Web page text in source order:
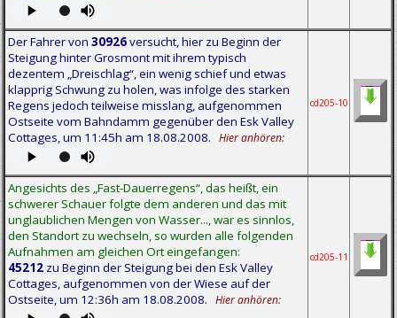
Der Fahrer von30926versucht, hier zu Beginn der
Steigung hinter Grosmont mit ihrem typisch
dezentem „Dreischlag“, ein wenig schief und etwas
klapprig Schwung zu holen, was infolge des starken
Regens jedoch teilweise misslang, aufgenommen
Ostseite vom Bahndamm gegenüber den Esk Valley
Cottages, um 11:45h am 18.08.2008.
Hier anhören:
cd205-10
Angesichts des „Fast-Dauerregens“, das heißt, ein
schwerer Schauer folgte dem anderen und das mit
unglaublichen Mengen von Wasser..., war es sinnlos,
den Standort zu wechseln, so wurden alle folgenden
Aufnahmen am gleichen Ort eingefangen:
45212 zu Beginn der Steigung bei den Esk Valley
Cottages, aufgenommen von der Wiese auf der
Ostseite, um 12:36h am 18.08.2008.
Hier anhören:
cd205-11